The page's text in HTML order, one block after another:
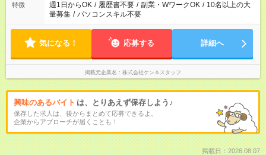
特徴 週1日からOK / 履歴書不要 / 副業・WワークOK / 10名以上の大
量募集 / パソコンスキル不要
気になる！ 応募する 詳細へ
掲載元企業名 株式会社ケン＆スタッフ
興味のあるバイト は、とりあえず保存しよう♪
保存した求人は、後からまとめて応募できるよ。
企業からアプローチが届くことも！
掲載日：2026.08.07